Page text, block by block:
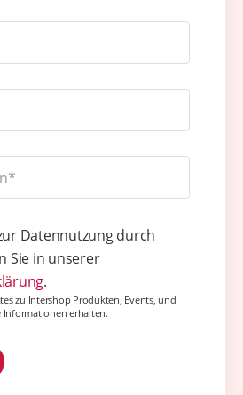
Datennutzung durch
Sie in unserer
.
zu Intershop Produkten, Events, und
Informationen erhalten.